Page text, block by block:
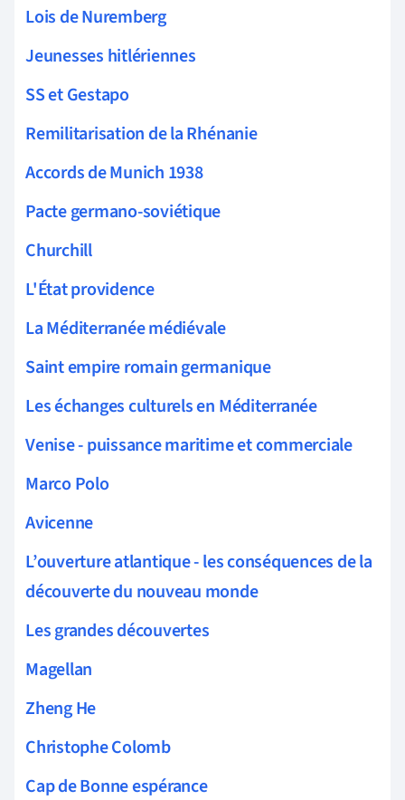
Lois de Nuremberg
Jeunesses hitlériennes
SS et Gestapo
Remilitarisation de la Rhénanie
Accords de Munich 1938
Pacte germano-soviétique
Churchill
L'État providence
La Méditerranée médiévale
Saint empire romain germanique
Les échanges culturels en Méditerranée
Venise - puissance maritime et commerciale
Marco Polo
Avicenne
L’ouverture atlantique - les conséquences de la
découverte du nouveau monde
Les grandes découvertes
Magellan
Zheng He
Christophe Colomb
Cap de Bonne espérance